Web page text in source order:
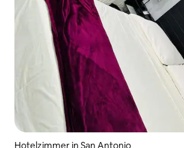
Hotelzimmer in San Antonio